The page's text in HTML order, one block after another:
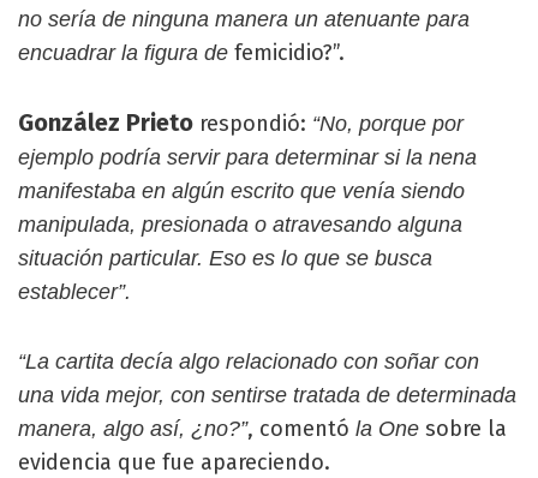
no sería de ninguna manera un atenuante para
encuadrar la figura de femicidio?”.
González Prieto respondió: “No, porque por
ejemplo podría servir para determinar si la nena
manifestaba en algún escrito que venía siendo
manipulada, presionada o atravesando alguna
situación particular. Eso es lo que se busca
establecer”.
“La cartita decía algo relacionado con soñar con
una vida mejor, con sentirse tratada de determinada
manera, algo así, ¿no?”, comentó la One sobre la
evidencia que fue apareciendo.